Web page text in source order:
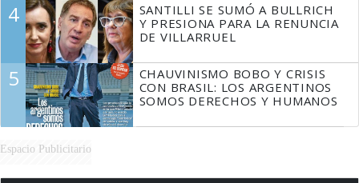
4
SANTILLI SE SUMÓ A BULLRICH
Y PRESIONA PARA LA RENUNCIA
DE VILLARRUEL
5
CHAUVINISMO BOBO Y CRISIS
CON BRASIL: LOS ARGENTINOS
SOMOS DERECHOS Y HUMANOS
Espacio Publicitario